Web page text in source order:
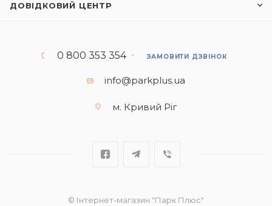
ДОВІДКОВИЙ ЦЕНТР
0 800 353 354 ЗАМОВИТИ ДЗВІНОК
info@parkplus.ua
м. Кривий Ріг
© Інтернет-магазин "Парк Плюс"